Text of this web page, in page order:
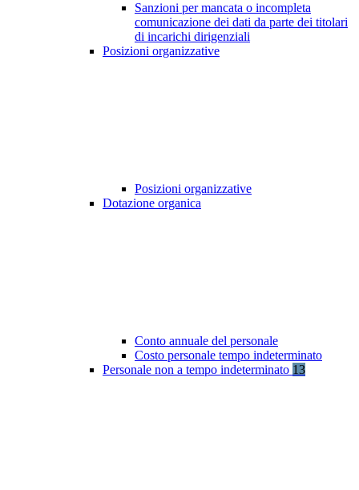
Sanzioni per mancata o incompleta
comunicazione dei dati da parte dei titolari
di incarichi dirigenziali
Posizioni organizzative
Posizioni organizzative
Dotazione organica
Conto annuale del personale
Costo personale tempo indeterminato
Personale non a tempo indeterminato 13